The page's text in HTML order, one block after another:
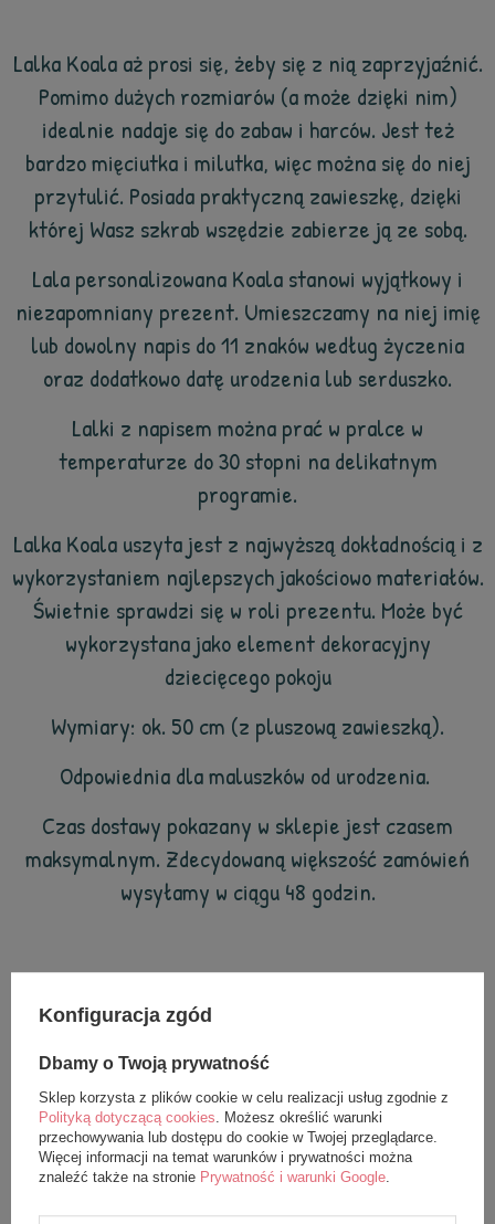
Lalka Koala aż prosi się, żeby się z nią zaprzyjaźnić.
Pomimo dużych rozmiarów (a może dzięki nim)
idealnie nadaje się do zabaw i harców. Jest też
bardzo mięciutka i milutka, więc można się do niej
przytulić. Posiada praktyczną zawieszkę, dzięki
której Wasz szkrab wszędzie zabierze ją ze sobą.
Lala personalizowana Koala stanowi wyjątkowy i
niezapomniany prezent. Umieszczamy na niej imię
lub dowolny napis do 11 znaków według życzenia
oraz dodatkowo datę urodzenia lub serduszko.
Lalki z napisem można prać w pralce w
temperaturze do 30 stopni na delikatnym
programie.
Lalka Koala uszyta jest z najwyższą dokładnością i z
wykorzystaniem najlepszych jakościowo materiałów.
Świetnie sprawdzi się w roli prezentu. Może być
wykorzystana jako element dekoracyjny
dziecięcego pokoju
Wymiary: ok. 50 cm (z pluszową zawieszką).
Odpowiednia dla maluszków od urodzenia.
Czas dostawy pokazany w sklepie jest czasem
maksymalnym. Zdecydowaną większość zamówień
wysyłamy w ciągu 48 godzin.
też). Wszystkie produkty w naszym sklepie są
oryginalne i pochodzą bezpośrednio od producenta.
Aby mieć pewność, że są w 100% bezpieczne
poddaliśmy je szczegółowym testom i uzyskaliśmy
odpowiednie certyfikaty (CE, EN-71).
Konfiguracja zgód
Dbamy o Twoją prywatność
Sklep korzysta z plików cookie w celu realizacji usług zgodnie z
Polityką dotyczącą cookies. Możesz określić warunki
przechowywania lub dostępu do cookie w Twojej przeglądarce.
Więcej informacji na temat warunków i prywatności można
znaleźć także na stronie Prywatność i warunki Google.